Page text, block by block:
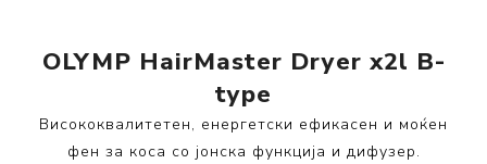
OLYMP HairMaster Dryer x2l B-
type
Висококвалитетен, енергетски ефикасен и моќен
фен за коса со јонска функција и дифузер.